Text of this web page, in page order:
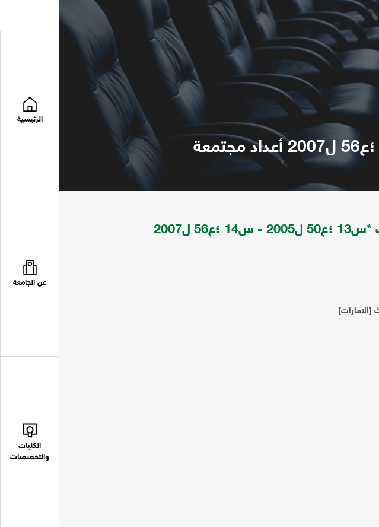
الرئيسية
عن الجامعة
الكليات
والتخصصات
مجلة افاق الثقافة والتراث *س13 ؛ع50 ل2005 - س14 ؛ع56 ل2007
[الامارات]